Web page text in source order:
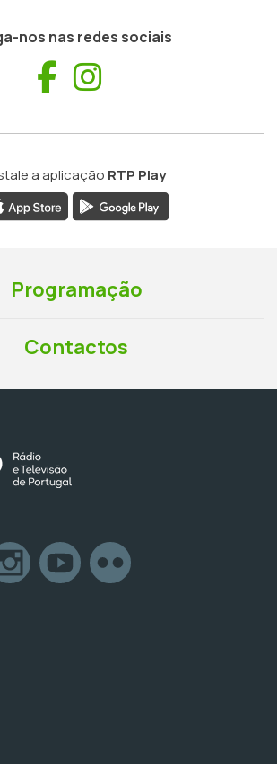
nos nas redes sociais
Facebook
a aplicação RTP Play
Programação
Contactos